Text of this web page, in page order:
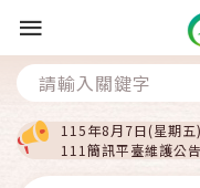
115年8月7日(星期
111簡訊平臺維護公告